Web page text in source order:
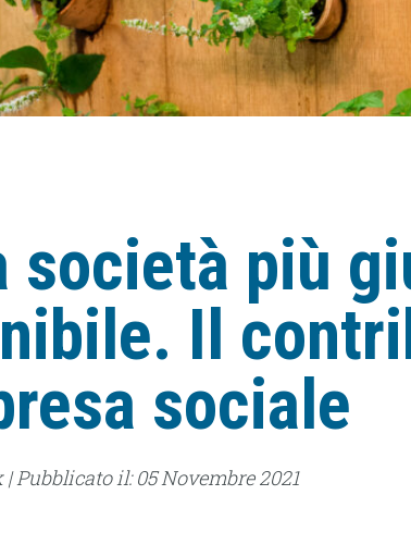
società più
Il
sociale
Pubblicato il: 05 Novembre 2021